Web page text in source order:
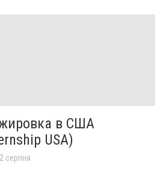
в США
USA)
серпня